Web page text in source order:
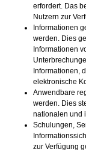
erfordert. Das
Nutzern zur
Informationen
werden. Dies
Informationen
Informationen,
elektronische
Anwendbare
werden. Dies
nationalen und
Schulungen,
zur Verfügung